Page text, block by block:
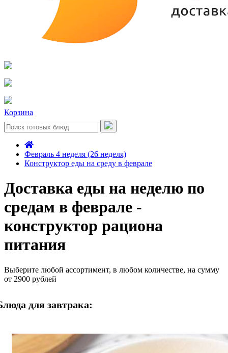
Корзина
Февраль 4 неделя (26 неделя)
Конструктор еды на среду в феврале
Доставка еды на неделю по
средам в феврале -
конструктор рациона
питания
Выберите любой ассортимент, в любом количестве, на сумму
от 2900 рублей
для завтрака: